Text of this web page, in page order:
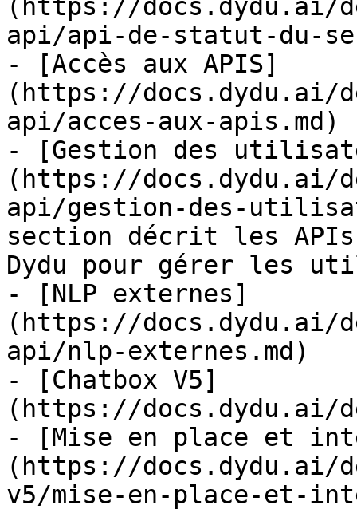
(https://docs.dydu.ai/
api/api-de-statut-du-
- [Accès aux APIS]
(https://docs.dydu.ai/
api/acces-aux-apis.md)
- [Gestion des
(https://docs.dydu.ai/
api/gestion-des-
section décrit les
Dydu pour gérer les
- [NLP externes]
(https://docs.dydu.ai/
api/nlp-externes.md)
- [Chatbox V5]
(https://docs.dydu.ai/
- [Mise en place et
(https://docs.dydu.ai/